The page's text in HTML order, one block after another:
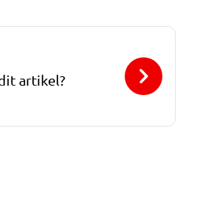
artikel?